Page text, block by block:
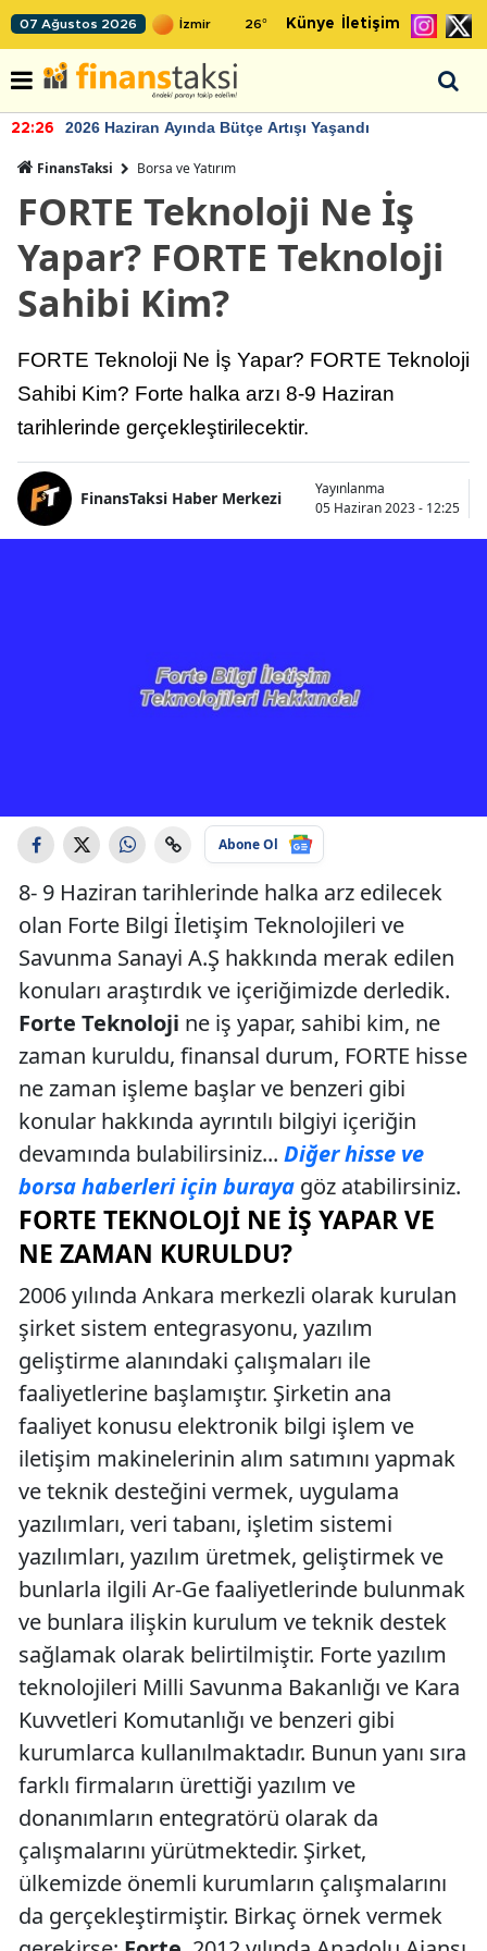
07 Ağustos 2026 26° Künye İletişim
22:26 2026 Haziran Ayında Bütçe Artışı Yaşandı
FinansTaksi Borsa ve Yatırım
FORTE Teknoloji Ne İş
Yapar? FORTE Teknoloji
Sahibi Kim?
FORTE Teknoloji Ne İş Yapar? FORTE Teknoloji
Sahibi Kim? Forte halka arzı 8-9 Haziran
tarihlerinde gerçekleştirilecektir.
FinansTaksi Haber Merkezi
Yayınlanma
05 Haziran 2023 - 12:25
Abone Ol
8- 9 Haziran tarihlerinde halka arz edilecek
olan Forte Bilgi İletişim Teknolojileri ve
Savunma Sanayi A.Ş hakkında merak edilen
konuları araştırdık ve içeriğimizde derledik.
Forte Teknoloji ne iş yapar, sahibi kim, ne
zaman kuruldu, finansal durum, FORTE hisse
ne zaman işleme başlar ve benzeri gibi
konular hakkında ayrıntılı bilgiyi içeriğin
devamında bulabilirsiniz... Diğer hisse ve
borsa haberleri için buraya göz atabilirsiniz.
FORTE TEKNOLOJI NE İŞ YAPAR VE
NE ZAMAN KURULDU?
2006 yılında Ankara merkezli olarak kurulan
şirket sistem entegrasyonu, yazılım
geliştirme alanındaki çalışmaları ile
faaliyetlerine başlamıştır. Şirketin ana
faaliyet konusu elektronik bilgi işlem ve
iletişim makinelerinin alım satımını yapmak
ve teknik desteğini vermek, uygulama
yazılımları, veri tabanı, işletim sistemi
yazılımları, yazılım üretmek, geliştirmek ve
bunlarla ilgili Ar-Ge faaliyetlerinde bulunmak
ve bunlara ilişkin kurulum ve teknik destek
sağlamak olarak belirtilmiştir. Forte yazılım
teknolojileri Milli Savunma Bakanlığı ve Kara
Kuvvetleri Komutanlığı ve benzeri gibi
kurumlarca kullanılmaktadır. Bunun yanı sıra
farklı firmaların ürettiği yazılım ve
donanımların entegratörü olarak da
çalışmalarını yürütmektedir. Şirket,
ülkemizde önemli kurumların çalışmalarını
da gerçekleştirmiştir. Birkaç örnek vermek